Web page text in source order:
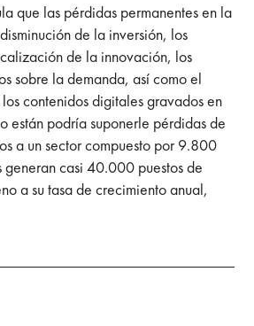
que las pérdidas permanentes en la
de la inversión, los
de la innovación, los
sobre la demanda, así como el
contenidos digitales gravados en
están podría suponerle pérdidas de
a un sector compuesto por 9.800
generan casi 40.000 puestos de
a su tasa de crecimiento anual,